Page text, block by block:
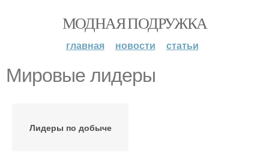
МОДНАЯ ПОДРУЖКА
главная новости статьи
Мировые лидеры
Лидеры по добыче